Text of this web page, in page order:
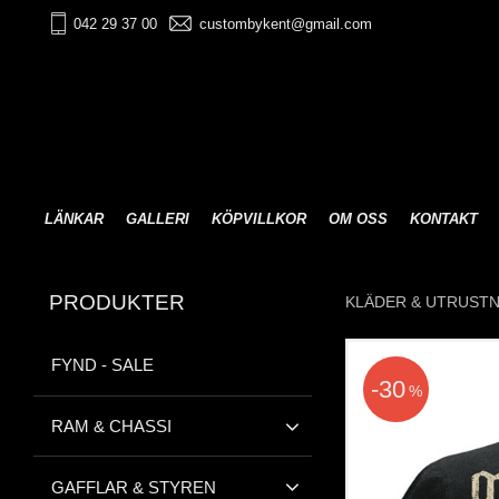
042 29 37 00 custombykent@gmail.com
LÄNKAR GALLERI KÖPVILLKOR OM OSS KONTAKT
KLÄDER &
30 %
PRODUKTER
FYND - SALE
RAM & CHASSI
GAFFLAR & STYREN